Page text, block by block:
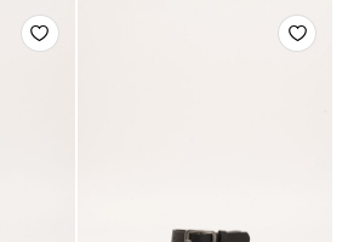
הוסף
למועדפים
הוסף